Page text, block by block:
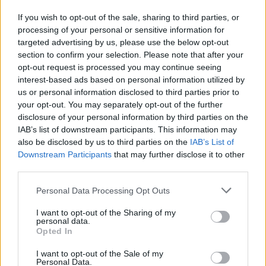
If you wish to opt-out of the sale, sharing to third parties, or
processing of your personal or sensitive information for
targeted advertising by us, please use the below opt-out
section to confirm your selection. Please note that after your
opt-out request is processed you may continue seeing
interest-based ads based on personal information utilized by
us or personal information disclosed to third parties prior to
your opt-out. You may separately opt-out of the further
disclosure of your personal information by third parties on the
IAB’s list of downstream participants. This information may
also be disclosed by us to third parties on the IAB’s List of
Downstream Participants that may further disclose it to other
Personal Data Processing Opt Outs
I want to opt-out of the Sharing of my
personal data.
Opted In
I want to opt-out of the Sale of my
Personal Data.
griežtos priemonės Vengrijoje: turistai įtūžę
Pasaulis
00:04:00
Kuprines pasvėrę specialistai įspėja apie pavojingą
įprotį: tą daro daugiau nei pusė pradinukų
Žinios Lietuvos diena
Visi įrašai
Žiūrimiausi įrašai
Vaizdai iš tragiškos avarijos Vilniaus r.: dviejų moterų ir